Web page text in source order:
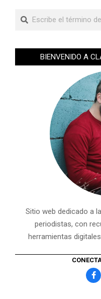
BIENVENIDO A
Sitio web dedicado a
periodistas, con
herramientas